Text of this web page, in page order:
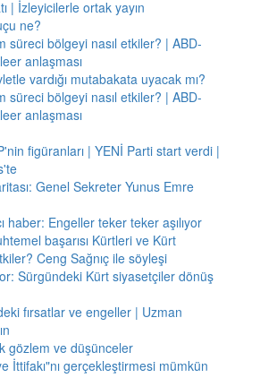
| İzleyicilerle ortak yayın
ne?
süreci bölgeyi nasıl etkiler? | ABD-
anlaşması
vardığı mutabakata uyacak mı?
süreci bölgeyi nasıl etkiler? | ABD-
anlaşması
figüranları | YENİ Parti start verdi |
Genel Sekreter Yunus Emre
haber: Engeller teker teker aşılıyor
başarısı Kürtleri ve Kürt
Ceng Sağnıç ile söyleşi
Sürgündeki Kürt siyasetçiler dönüş
fırsatlar ve engeller | Uzman
gözlem ve düşünceler
İttifakı"nı gerçekleştirmesi mümkün